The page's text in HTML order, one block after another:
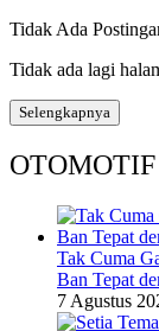
Tidak Ada
Tidak ada lagi
Selengkapnya
OTOMOTIF
Tak Cuma
Ban Tepat
7 Agustus